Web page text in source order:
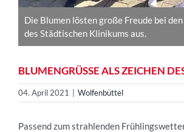
Die Blumen lösten große Freude bei
des Städtischen Klinikums aus.
BLUMENGRÜSSE ALS ZEICHEN
04. April 2021 Wolfenbüttel
Passend zum strahlenden